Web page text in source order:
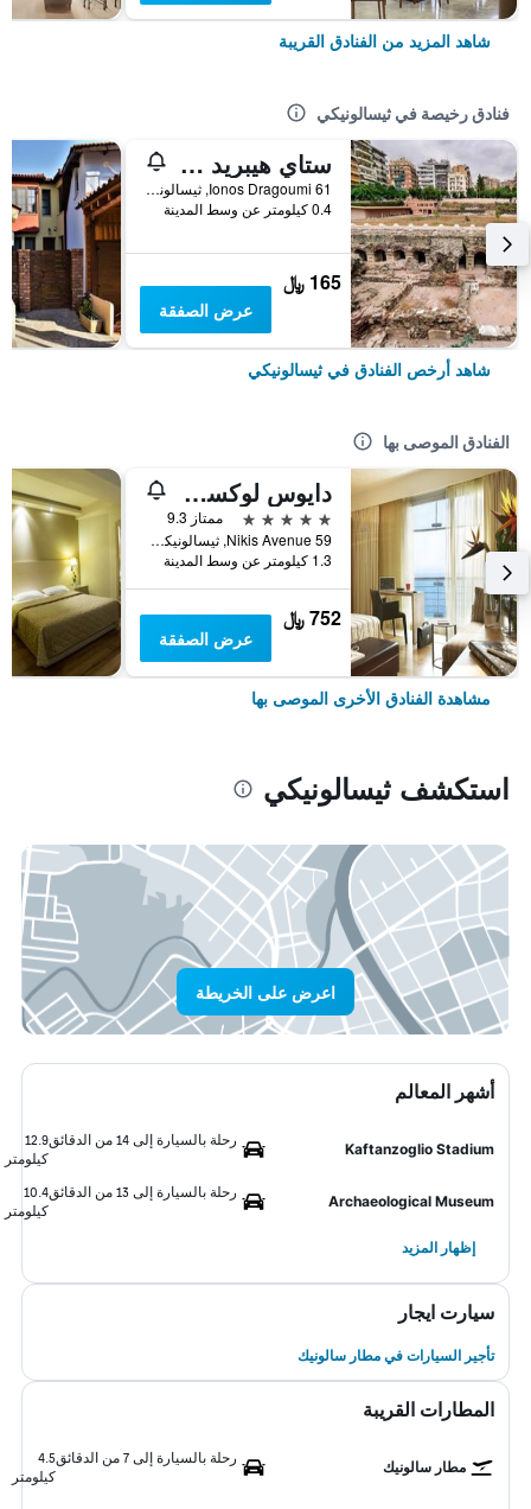
شاهد المزيد من الفنادق القريبة
فنادق رخيصة في ثيسالونيكي
ستاي هيبريد يوث هوستل
Ionos Dragoumi 61, ثيسالونيكي, اليونان
0.4 كيلومتر عن وسط المدينة
165 ﷼
عرض الصفقة
شاهد أرخص الفنادق في ثيسالونيكي
الفنادق الموصى بها
دايوس لوكسري ليفينغ
5 نجوم
ممتاز 9.3
Nikis Avenue 59, ثيسالونيكي, اليونان
1.3 كيلومتر عن وسط المدينة
752 ﷼
عرض الصفقة
مشاهدة الفنادق الأخرى الموصى بها
استكشف ثيسالونيكي
اعرض على الخريطة
أشهر المعالم
Kaftanzoglio Stadium
رحلة بالسيارة إلى 14 من الدقائق
12.9
كيلومتر
Archaeological Museum
رحلة بالسيارة إلى 13 من الدقائق
10.4
كيلومتر
إظهار المزيد
سيارت ايجار
تأجير السيارات في مطار سالونيك
المطارات القريبة
مطار سالونيك
رحلة بالسيارة إلى 7 من الدقائق
4.5
كيلومتر